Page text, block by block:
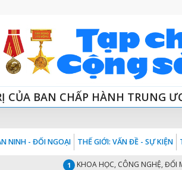
CỦA BAN CHẤP HÀNH TRUNG
NINH - ĐỐI NGOẠI THẾ GIỚI: VẤN ĐỀ - SỰ KIỆN
KHOA HỌC, CÔNG NGHỆ, ĐỔI MỚI